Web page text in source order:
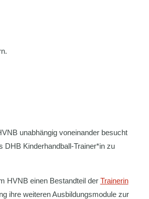
unabhängig voneinander besucht
DHB Kinderhandball-Trainer*in zu
HVNB einen Bestandteil der Trainerin
ihre weiteren Ausbildungsmodule zur